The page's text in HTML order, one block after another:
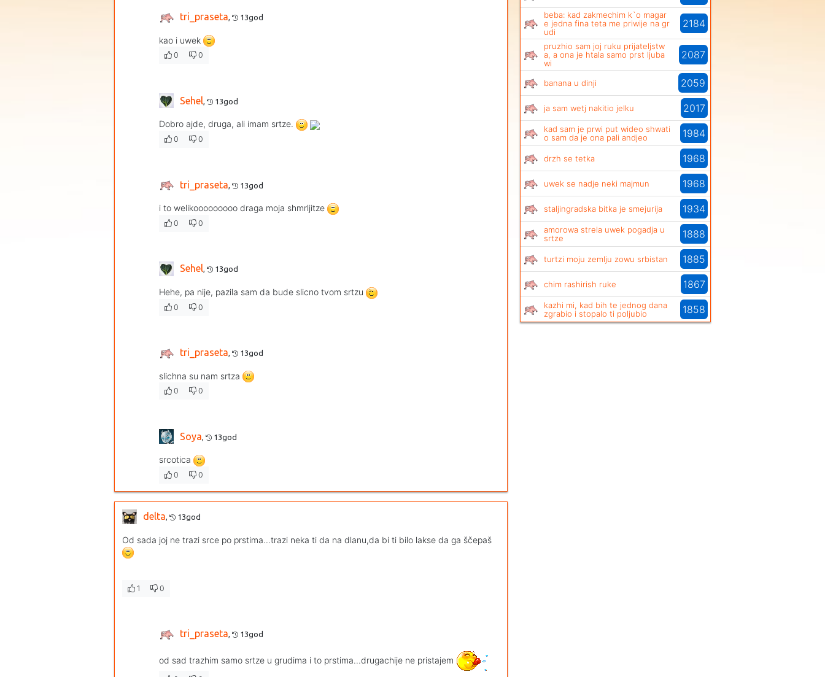
tri_praseta, 13god
kao i uwek
0 0
Sehel, 13god
Dobro ajde, druga, ali imam srtze.
0 0
tri_praseta 13god
i to welikooooooooo draga moja shmrljitze
0 0
Sehel, 13god
Hehe, pa nije, pazila sam da bude slicno tvom srtzu
0 0
tri_praseta, 13god
slichna su nam srtza
0 0
Soya 13god
srcotica
0 0
delta, 13god
Od sada joj ne trazi srce po prstima...trazi neka ti da na dlanu,da bi ti bilo lakse da ga ščepaš
1 0
tri_praseta, 13god
od sad trazhim samo srtze u grudima i to prstima...drugachije ne pristajem
beba: kad zakmechim k`o magar
e jedna fina teta me priwije na gr
udi
2184
pruzhio sam joj ruku prijateljstw
a, a ona je htala samo prst ljuba
wi
2087
banana u dinji 2059
ja sam wetj nakitio jelku 2017
kad sam je prwi put wideo shwati
o sam da je ona pali andjeo
1984
drzh se tetka 1968
uwek se nadje neki majmun 1968
staljingradska bitka je smejurija 1934
amorowa strela uwek pogadja u
srtze
1888
turtzi moju zemlju zowu srbistan 1885
chim rashirish ruke 1867
kazhi mi, kad bih te jednog dana
zgrabio i stopalo ti poljubio
1858